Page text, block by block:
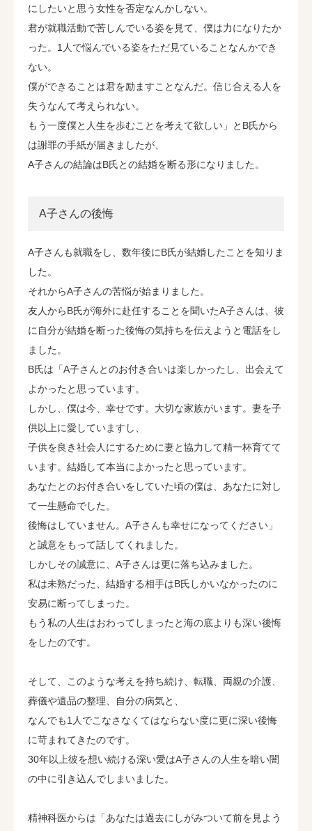
にしたいと思う女性を否定なんかしない。
君が就職活動で苦しんでいる姿を見て、僕は力になりたか
った。1人で悩んでいる姿をただ見ていることなんかでき
ない。
僕ができることは君を励ますことなんだ。信じ合える人を
失うなんて考えられない。
もう一度僕と人生を歩むことを考えて欲しい」とB氏から
は謝罪の手紙が届きましたが、
A子さんの結論はB氏との結婚を断る形になりました。
A子さんの後悔
A子さんも就職をし、数年後にB氏が結婚したことを知りま
した。
それからA子さんの苦悩が始まりました。
友人からB氏が海外に赴任することを聞いたA子さんは、彼
に自分が結婚を断った後悔の気持ちを伝えようと電話をし
ました。
B氏は「A子さんとのお付き合いは楽しかったし、出会えて
よかったと思っています。
しかし、僕は今、幸せです。大切な家族がいます。妻を子
供以上に愛していますし、
子供を良き社会人にするために妻と協力して精一杯育てて
います。結婚して本当によかったと思っています。
あなたとのお付き合いをしていた頃の僕は、あなたに対し
て一生懸命でした。
後悔はしていません。A子さんも幸せになってください」
と誠意をもって話してくれました。
しかしその誠意に、A子さんは更に落ち込みました。
私は未熟だった、結婚する相手はB氏しかいなかったのに
安易に断ってしまった。
もう私の人生はおわってしまったと海の底よりも深い後悔
をしたのです。
そして、このような考えを持ち続け、転職、両親の介護、
葬儀や遺品の整理、自分の病気と、
なんでも1人でこなさなくてはならない度に更に深い後悔
に苛まれてきたのです。
30年以上彼を想い続ける深い愛はA子さんの人生を暗い闇
の中に引き込んでしまいました。
精神科医からは「あなたは過去にしがみついて前を見よう